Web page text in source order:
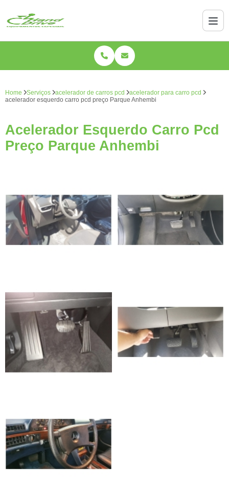
Home Serviços acelerador de carros pcd
acelerador para carro pcd
acelerador esquerdo carro pcd preço Parque Anhembi
Acelerador Esquerdo Carro Pcd
Preço Parque Anhembi